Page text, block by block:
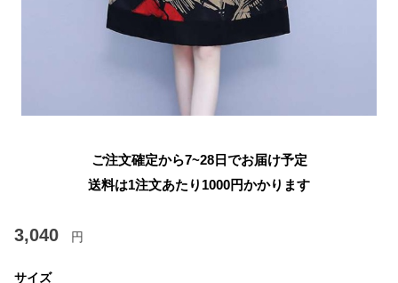
ご注文確定から7~28日でお届け予定
送料は1注文あたり 1000円かかります
3,040 円
サイズ